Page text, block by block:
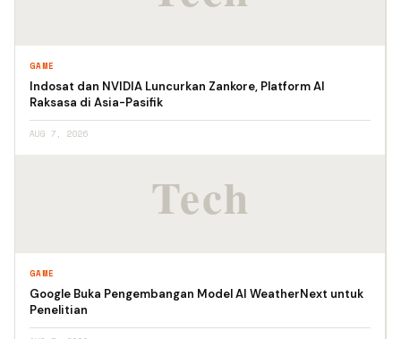
GAME
Indosat dan NVIDIA Luncurkan Zankore, Platform AI
Raksasa di Asia-Pasifik
AUG 7, 2026
GAME
Google Buka Pengembangan Model AI WeatherNext untuk
Penelitian